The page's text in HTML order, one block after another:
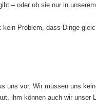
– oder ob sie nur in
Problem, dass Dinge
uns vor. Wir müssen uns
ihm können auch wir unser